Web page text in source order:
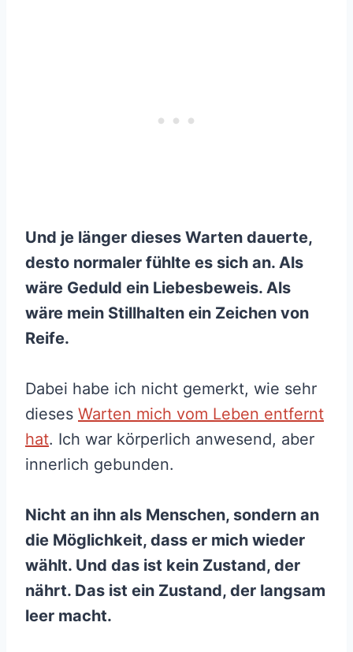
Und je länger dieses Warten dauerte,
desto normaler fühlte es sich an. Als
wäre Geduld ein Liebesbeweis. Als
wäre mein Stillhalten ein Zeichen von
Reife.
Dabei habe ich nicht gemerkt, wie sehr
dieses Warten mich vom Leben entfernt
hat. Ich war körperlich anwesend, aber
innerlich gebunden.
Nicht an ihn als Menschen, sondern an
die Möglichkeit, dass er mich wieder
wählt. Und das ist kein Zustand, der
nährt. Das ist ein Zustand, der langsam
leer macht.